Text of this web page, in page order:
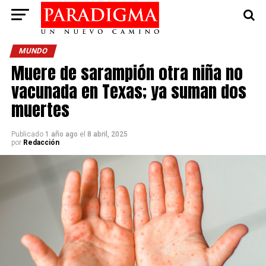
MUNDO
Muere de sarampión otra niña no
vacunada en Texas; ya suman dos
muertes
Publicado 1 año ago el 8 abril, 2025
por Redacción